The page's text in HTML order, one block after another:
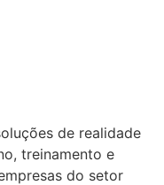
de realidade
treinamento e
do setor